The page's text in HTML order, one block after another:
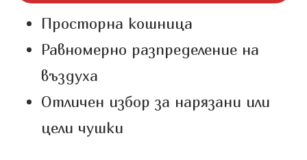
Просторна кошница
Равномерно разпределение на
въздуха
Отличен избор за нарязани или
цели чушки